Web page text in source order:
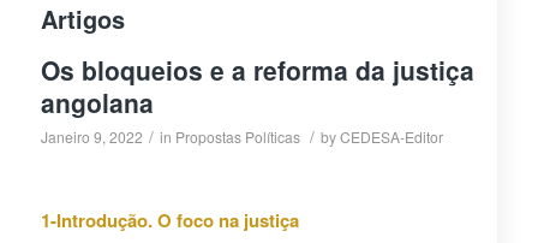
Artigos
Os bloqueios e a reforma da justiça
angolana
Janeiro 9, 2022 / in Propostas Políticas / byCEDESA-Editor
1-Introdução. O foco na justiça